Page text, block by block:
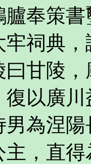
奉策
牢祠典
曰甘陵
復以廣
男為涅
，直